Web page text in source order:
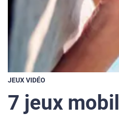
JEUX VIDÉO
7 jeux